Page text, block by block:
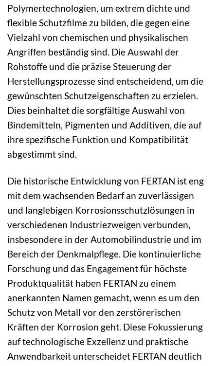
Polymertechnologien, um extrem dichte und
flexible Schutzfilme zu bilden, die gegen eine
Vielzahl von chemischen und physikalischen
Angriffen beständig sind. Die Auswahl der
Rohstoffe und die präzise Steuerung der
Herstellungsprozesse sind entscheidend, um die
gewünschten Schutzeigenschaften zu erzielen.
Dies beinhaltet die sorgfältige Auswahl von
Bindemitteln, Pigmenten und Additiven, die auf
ihre spezifische Funktion und Kompatibilität
abgestimmt sind.
Die historische Entwicklung von FERTAN ist eng
mit dem wachsenden Bedarf an zuverlässigen
und langlebigen Korrosionsschutzlösungen in
verschiedenen Industriezweigen verbunden,
insbesondere in der Automobilindustrie und im
Bereich der Denkmalpflege. Die kontinuierliche
Forschung und das Engagement für höchste
Produktqualität haben FERTAN zu einem
anerkannten Namen gemacht, wenn es um den
Schutz von Metall vor den zerstörerischen
Kräften der Korrosion geht. Diese Fokussierung
auf technologische Exzellenz und praktische
Anwendbarkeit unterscheidet FERTAN deutlich